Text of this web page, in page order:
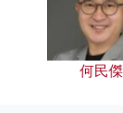
何民傑